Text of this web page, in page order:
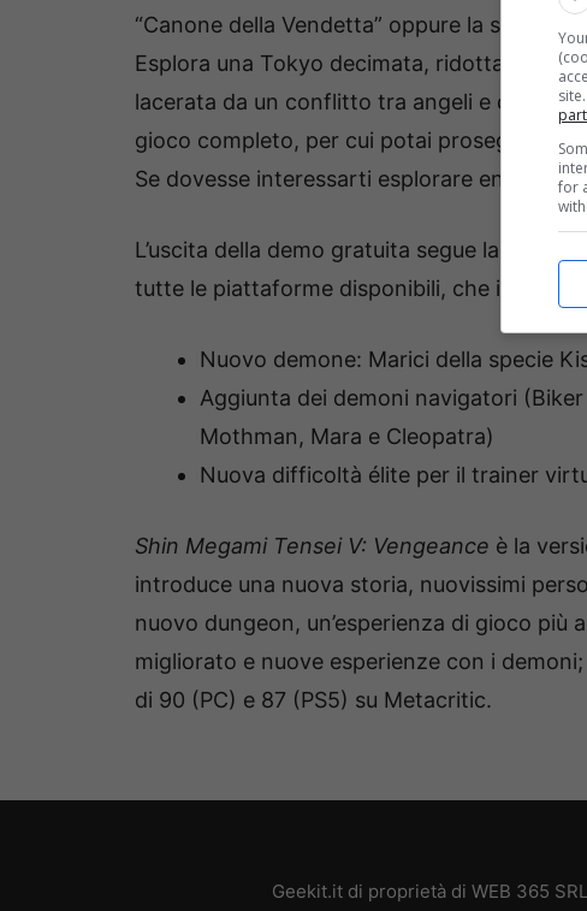
“Canone della Vendetta” oppure la storia
Esplora una Tokyo decimata, ridotta a una
lacerata da un conflitto tra angeli e
gioco completo, per cui potai proseguire il
Se dovesse interessarti esplorare
L’uscita della demo gratuita segue la patch
tutte le piattaforme disponibili, che include i
Nuovo demone: Marici della specie
Aggiunta dei demoni navigatori
Mothman, Mara e Cleopatra)
Nuova difficoltà élite per il trainer
Shin Megami Tensei V: Vengeance è la
introduce una nuova storia, nuovissimi
nuovo dungeon, un’esperienza di gioco
migliorato e nuove esperienze con i
di 90 (PC) e 87 (PS5) su Metacritic.
Geekit.it di proprietà di WEB 365
for